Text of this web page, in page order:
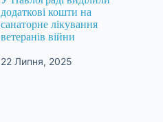
додаткові кошти на
санаторне лікування
ветеранів війни
22 Липня, 2025